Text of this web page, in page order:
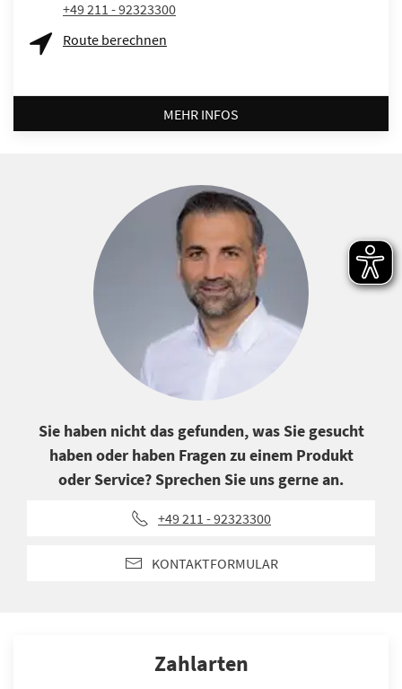
+49 211 - 92323300
Route berechnen
MEHR INFOS
Sie haben nicht das gefunden, was Sie gesucht
haben oder haben Fragen zu einem Produkt
oder Service? Sprechen Sie uns gerne an.
+49 211 - 92323300
KONTAKTFORMULAR
Zahlarten